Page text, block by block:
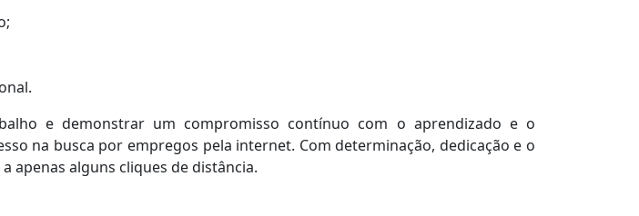
e demonstrar um compromisso contínuo com o aprendizado e o
na busca por empregos pela internet. Com determinação, dedicação e o
apenas alguns cliques de distância.